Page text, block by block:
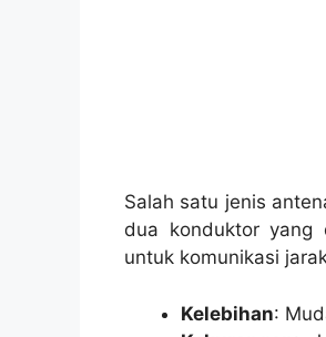
Salah satu jenis
dua konduktor yang
untuk komunikasi
Kelebihan: